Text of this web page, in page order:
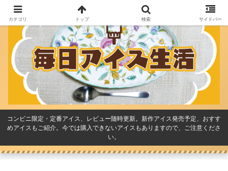
コンビニ限定・定番アイス、レビュー随時更新。新作アイス発売予定、おすす
めアイスもご紹介。今では購入できないアイスもありますので、ご注意くださ
い。
カテゴリ トップ 検索 サイドバー